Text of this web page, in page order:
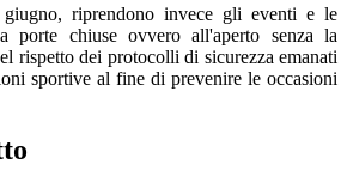
riprendono invece gli eventi e le
porte chiuse ovvero all'aperto senza la
rispetto dei protocolli di sicurezza emanati
sportive al fine di prevenire le occasioni